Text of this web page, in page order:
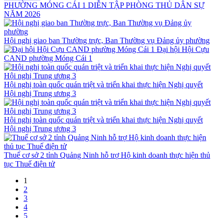
PHƯỜNG MÓNG CÁI 1 DIỄN TẬP PHÒNG THỦ DÂN SỰ
NĂM 2026
Hội nghị giao ban Thường trực, Ban Thường vụ Đảng ủy phường
Đại hội Hội Cựu
CAND phường Móng Cái 1
Hội nghị toàn quốc quán triệt và triển khai thực hiện Nghị quyết
Hội nghị Trung ương 3
Hội nghị toàn quốc quán triệt và triển khai thực hiện Nghị quyết
Hội nghị Trung ương 3
Thuế cơ sở 2 tỉnh Quảng Ninh hỗ trợ Hộ kinh doanh thực hiện thủ
tục Thuế điện tử
1
2
3
4
5